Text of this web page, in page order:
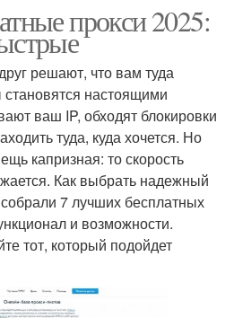
прокси 2025:
решают, что вам туда
настоящими
ваш IP, обходят блокировки
туда, куда хочется. Но
капризная: то скорость
Как выбрать надежный
7 лучших бесплатных
и возможности.
тот, который подойдет